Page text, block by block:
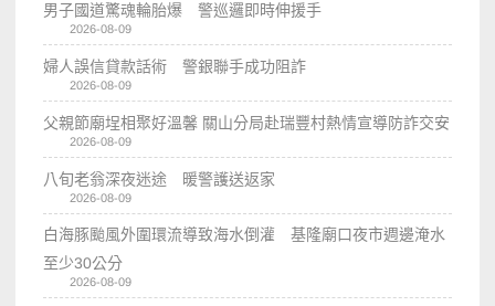
男子國道驚魂輪胎爆 警巡邏即時伸援手
2026-08-09
婦人誤信貸款話術 警銀聯手成功阻詐
2026-08-09
父親節廟埕相聚好溫馨 關山分局赴瑞豐村熱情宣導防詐交安
2026-08-09
八旬老翁深夜迷途 暖警護送返家
2026-08-09
白海豚颱風外圍環流導致海水倒灌 基隆廟口夜市週邊淹水
至少30公分
2026-08-09